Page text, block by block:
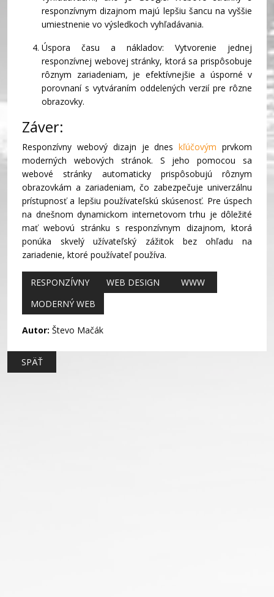
responzívnym dizajnom majú lepšiu šancu na vyššie
umiestnenie vo výsledkoch vyhľadávania.
Úspora času a nákladov: Vytvorenie jednej
responzívnej webovej stránky, ktorá sa prispôsobuje
rôznym zariadeniam, je efektívnejšie a úsporné v
porovnaní s vytváraním oddelených verzií pre rôzne
obrazovky.
Záver:
Responzívny webový dizajn je dneskľúčovým prvkom
moderných webových stránok. S jeho pomocou sa
webové stránky automaticky prispôsobujú rôznym
obrazovkám a zariadeniam, čo zabezpečuje univerzálnu
prístupnosť a lepšiu používateľskú skúsenosť. Pre úspech
na dnešnom dynamickom internetovom trhu je dôležité
mať webovú stránku s responzívnym dizajnom, ktorá
ponúka skvelý užívateľský zážitok bez ohľadu na
zariadenie, ktoré používateľ používa.
RESPONZÍVNY WEB DESIGN
WWW
MODERNÝ WEB
Autor: Števo Mačák
SPÄŤ